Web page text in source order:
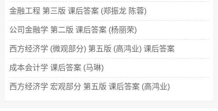
金融工程 第三版 课后答案 (郑振龙 陈蓉)
公司金融学 第二版 课后答案 (杨丽荣)
西方经济学 (微观部分) 第五版 (高鸿业) 课后答案
成本会计学 课后答案 (马琳)
西方经济学 宏观部分 第五版 课后答案 (高鸿业)